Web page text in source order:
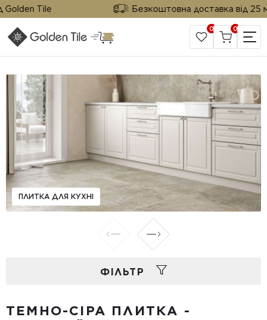
Tile Безкоштовна доставка від 25 м²
САЙТ КОМПАНІЇ
0 0
ПЛИТКА ДЛЯ КУХНІ
ФIЛЬТР
ТЕМНО-СІРА ПЛИТКА -